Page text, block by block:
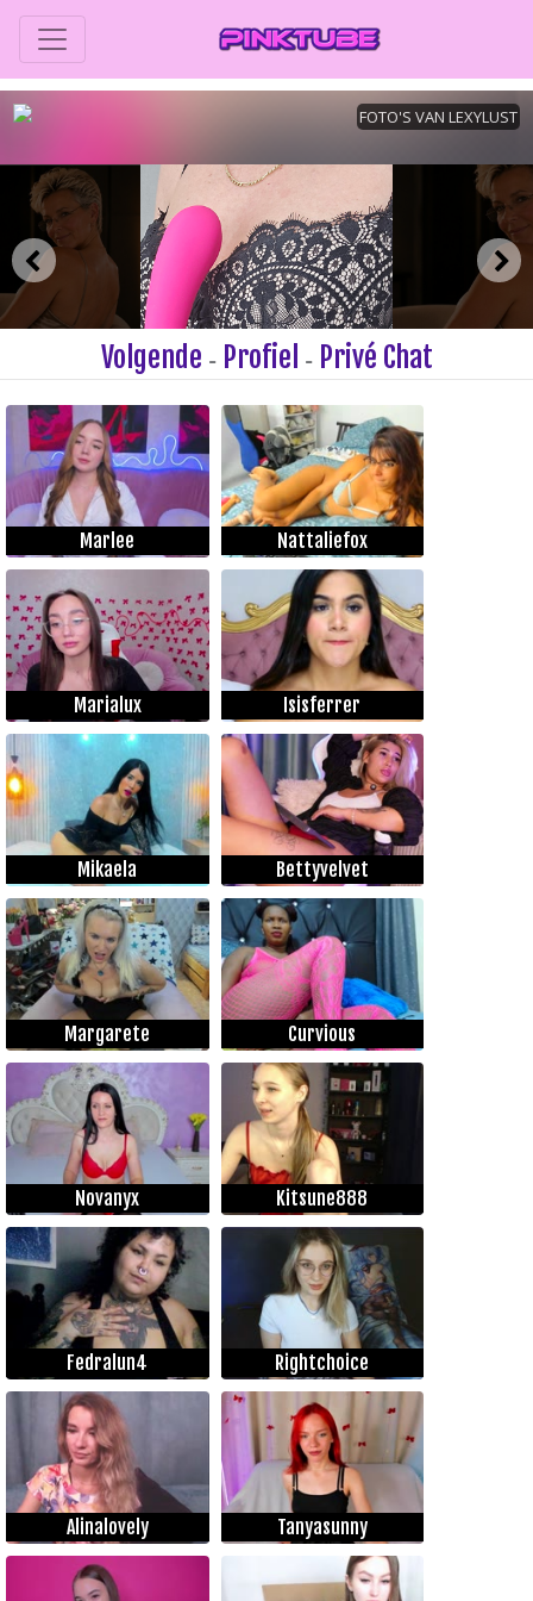
Volgende - Profiel - Privé Chat
Marlee Nattaliefox
Marialux Isisferrer
Mikaela Bettyvelvet
Margarete Curvious
Novanyx Kitsune888
Fedralun4 Rightchoice
Alinalovely Tanyasunny